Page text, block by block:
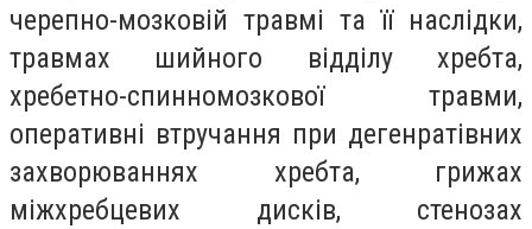
черепно-мозковій травмі та її наслідки,
травмах шийного відділу хребта,
хребетно-спинномозкової травми,
оперативні втручання при дегенратівних
захворюваннях хребта, грижах
міжхребцевих дисків, стенозах